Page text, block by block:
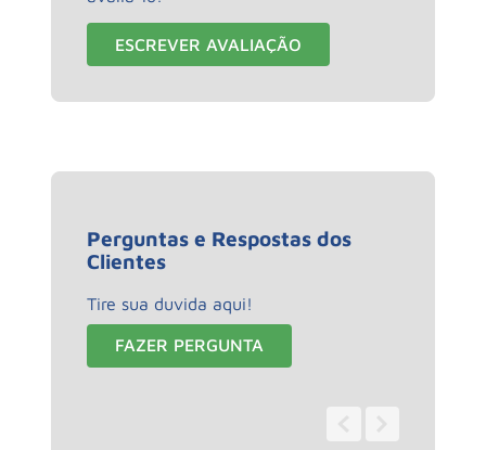
ESCREVER AVALIAÇÃO
Perguntas e Respostas dos
Clientes
Tire sua duvida aqui!
FAZER PERGUNTA